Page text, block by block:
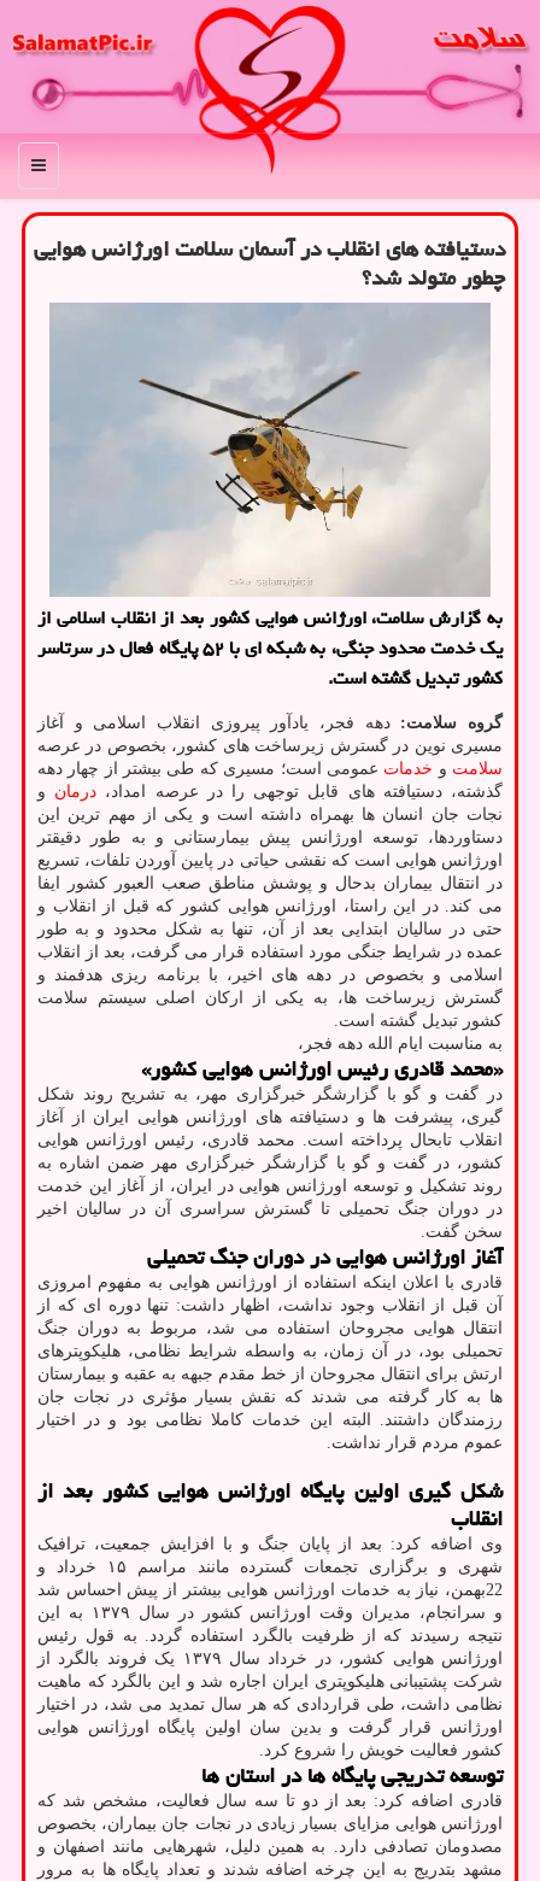
منو
دستیافته های انقلاب در آسمان سلامت اورژانس هوایی
چطور متولد شد؟
به گزارش سلامت، اورژانس هوایی کشور بعد از انقلاب اسلامی از
یک خدمت محدود جنگی، به شبکه ای با ۵۲ پایگاه فعال در سرتاسر
کشور تبدیل گشته است.
گروه سلامت:دهه فجر، یادآور پیروزی انقلاب اسلامی و آغاز
مسیری نوین در گسترش زیرساخت های کشور، بخصوص در عرصه
سلامت و خدمات عمومی است؛ مسیری که طی بیشتر از چهار دهه
گذشته، دستیافته های قابل توجهی را در عرصه امداد، درمان و
نجات جان انسان ها بهمراه داشته است و یکی از مهم ترین این
دستاوردها، توسعه اورژانس پیش بیمارستانی و به طور دقیقتر
اورژانس هوایی است که نقشی حیاتی در پایین آوردن تلفات، تسریع
در انتقال بیماران بدحال و پوشش مناطق صعب العبور کشور ایفا
می کند. در این راستا، اورژانس هوایی کشور که قبل از انقلاب و
حتی در سالیان ابتدایی بعد از آن، تنها به شکل محدود و به طور
عمده در شرایط جنگی مورد استفاده قرار می گرفت، بعد از انقلاب
اسلامی و بخصوص در دهه های اخیر، با برنامه ریزی هدفمند و
گسترش زیرساخت ها، به یکی از ارکان اصلی سیستم سلامت
کشور تبدیل گشته است.
به مناسبت ایام الله دهه فجر،
«محمد قادری رئیس اورژانس هوایی کشور»
در گفت و گو با گزارشگر خبرگزاری مهر، به تشریح روند شکل
گیری، پیشرفت ها و دستیافته های اورژانس هوایی ایران از آغاز
انقلاب تابحال پرداخته است. محمد قادری، رئیس اورژانس هوایی
کشور، در گفت و گو با گزارشگر خبرگزاری مهر ضمن اشاره به
روند تشکیل و توسعه اورژانس هوایی در ایران، از آغاز این خدمت
در دوران جنگ تحمیلی تا گسترش سراسری آن در سالیان اخیر
سخن گفت.
آغاز اورژانس هوایی در دوران جنگ تحمیلی
قادری با اعلان اینکه استفاده از اورژانس هوایی به مفهوم امروزی
آن قبل از انقلاب وجود نداشت، اظهار داشت: تنها دوره ای که از
انتقال هوایی مجروحان استفاده می شد، مربوط به دوران جنگ
تحمیلی بود، در آن زمان، به واسطه شرایط نظامی، هلیکوپترهای
ارتش برای انتقال مجروحان از خط مقدم جبهه به عقبه و بیمارستان
ها به کار گرفته می شدند که نقش بسیار مؤثری در نجات جان
رزمندگان داشتند. البته این خدمات کاملا نظامی بود و در اختیار
عموم مردم قرار نداشت.
شکل گیری اولین پایگاه اورژانس هوایی کشور بعد از
انقلاب
وی اضافه کرد: بعد از پایان جنگ و با افزایش جمعیت، ترافیک
شهری و برگزاری تجمعات گسترده مانند مراسم ۱۵ خرداد و
22بهمن، نیاز به خدمات اورژانس هوایی بیشتر از پیش احساس شد
و سرانجام، مدیران وقت اورژانس کشور در سال ۱۳۷۹ به این
نتیجه رسیدند که از ظرفیت بالگرد استفاده گردد. به قول رئیس
اورژانس هوایی کشور، در خرداد سال ۱۳۷۹ یک فروند بالگرد از
شرکت پشتیبانی هلیکوپتری ایران اجاره شد و این بالگرد که ماهیت
نظامی داشت، طی قراردادی که هر سال تمدید می شد، در اختیار
اورژانس قرار گرفت و بدین سان اولین پایگاه اورژانس هوایی
کشور فعالیت خویش را شروع کرد.
توسعه تدریجی پایگاه ها در استان ها
قادری اضافه کرد: بعد از دو تا سه سال فعالیت، مشخص شد که
اورژانس هوایی مزایای بسیار زیادی در نجات جان بیماران، بخصوص
مصدومان تصادفی دارد. به همین دلیل، شهرهایی مانند اصفهان و
مشهد بتدریج به این چرخه اضافه شدند و تعداد پایگاه ها به مرور